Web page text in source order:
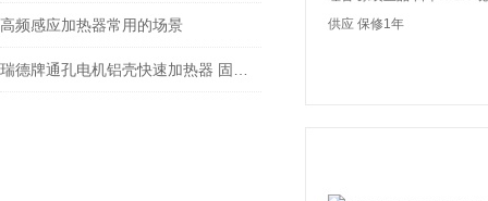
高频感应加热器常用的场景